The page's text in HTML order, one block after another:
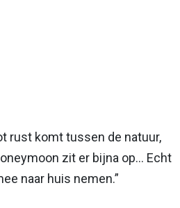
rust komt tussen de natuur,
zit er bijna op… Echt
naar huis nemen.”